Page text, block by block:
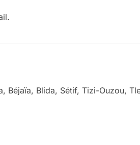
Béjaïa, Blida, Sétif, Tizi-Ouzou,